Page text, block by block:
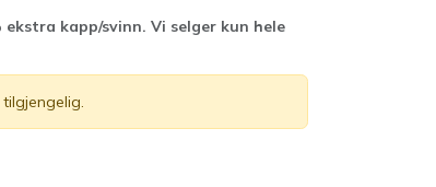
ekstra kapp/svinn. Vi selger kun hele